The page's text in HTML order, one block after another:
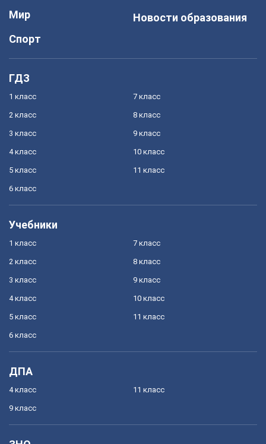
Мир
Спорт
Новости образования
ГДЗ
1 класс
2 класс
3 класс
4 класс
5 класс
6 класс
7 класс
8 класс
9 класс
10 класс
11 класс
Учебники
1 класс
2 класс
3 класс
4 класс
5 класс
6 класс
7 класс
8 класс
9 класс
10 класс
11 класс
ДПА
4 класс
9 класс
11 класс